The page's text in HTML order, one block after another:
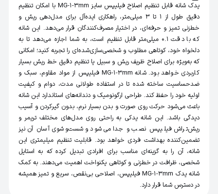
یدک شانه قابل تنظیم اصلاح فیلیپس سایز MG-1-3mm با امکان تنظیم
دقیق طول از ۱ تا ۳ میلی‌متر، راهکاری ایده‌آل برای مدل‌دهی ریش و
خط‌زنی تمیز و حرفه‌ای، در اختیار مصرف‌کنندگان قرار می‌دهد. این شانه
که با دقت ۰.۱ میلی‌متر قابل تنظیم است، به شما اجازه می‌دهد تا به
دلخواه خود، کوتاهی مطلوب و شخصی‌سازی‌شده‌ای را تجربه کنید؛ امکانی
که به‌ویژه برای اصلاح ظریف ریش و سبیل یا تنظیم دقیق خط ریش بسیار
کاربردی خواهد بود. شانه MG-1-3mm فیلیپس از مواد مقاوم، سبک و
ضدحساسیت ساخته شده تا در استفاده طولانی مدت، دوام و کیفیت
اولیه خود را حفظ کند. طراحی ارگونومیک و دندانه‌های استاندارد این شانه
باعث می‌شود حرکت روی صورت و بدن بسیار نرم، بدون گیرکردن و آسیب
دیدگی باشد. این شانه یدکی به راحتی روی مدل‌های مختلف تریمر و
ریش‌تراش فیلیپس نصب و جدا می‌شود و شست‌وشوی آسان آن نیز
تضمین‌کننده بهداشت فردی خواهد بود. قابلیت تنظیم میلیمتری این
شانه، آن را به گزینه‌ای مناسب برای افرادی تبدیل کرده که به استایل
شخصی، ظرافت در خط‌زنی و کوتاهی یکنواخت اهمیت می‌دهند. به کمک
شانه یدک MG-1-3mm فیلیپس، اصلاحی بی‌نقص، سریع و تمیز همیشه
در دسترس شما قرار دارد.